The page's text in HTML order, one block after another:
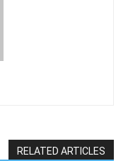
RELATED ARTICLES